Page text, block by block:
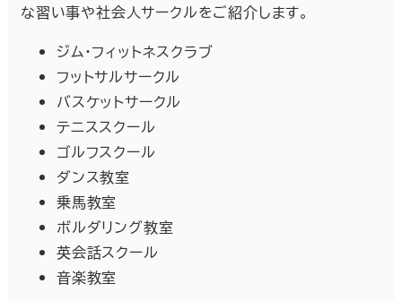
な習い事や社会人サークルをご紹介します。
ジム・フィットネスクラブ
フットサルサークル
バスケットサークル
テニススクール
ゴルフスクール
ダンス教室
乗馬教室
ボルダリング教室
英会話スクール
音楽教室